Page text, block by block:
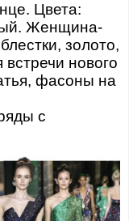
Цвета:
Женщина-
золото,
нового
фасоны на
с